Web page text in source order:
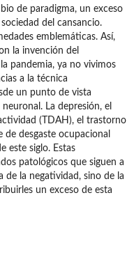
de paradigma, un exceso
del cansancio.
emblemáticas. Así,
la invención del
pandemia, ya no vivimos
a la técnica
un punto de vista
La depresión, el
(TDAH), el trastorno
de desgaste ocupacional
este siglo. Estas
patológicos que siguen a
de la negatividad, sino de la
un exceso de esta